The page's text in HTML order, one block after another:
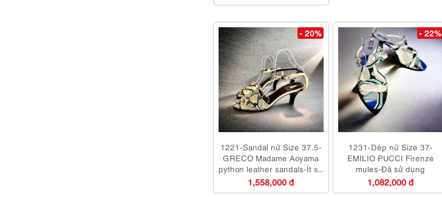
- 20%
1221-Sandal nữ Size 37.5-
GRECO Madame Aoyama
python leather sandals-Ít sử
dụng/Khá mới
1,558,000 đ
- 22%
1231-Dép nữ Size 37-
EMILIO PUCCI Firenze
mules-Đã sử dụng
1,082,000 đ